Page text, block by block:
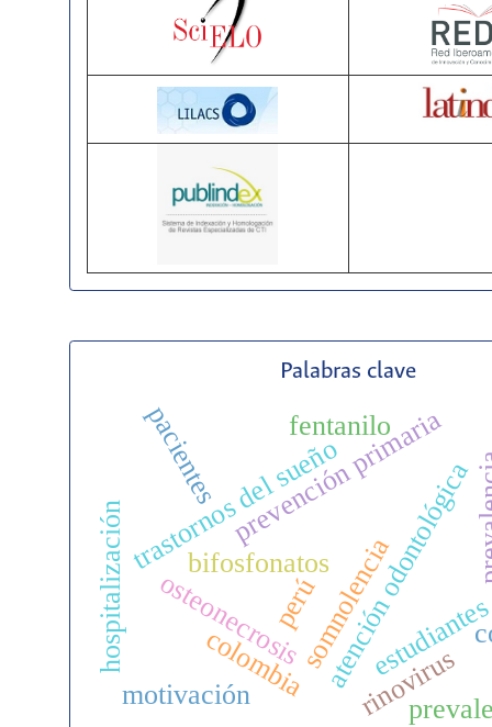
Palabras clave
bifosfonatos
osteonecrosisatención odontológica
prevención primaria
somnolencia
trastornos del sueño
rinovirus
hospitalización colombia
pacientes
perú
motivación
fentanilo